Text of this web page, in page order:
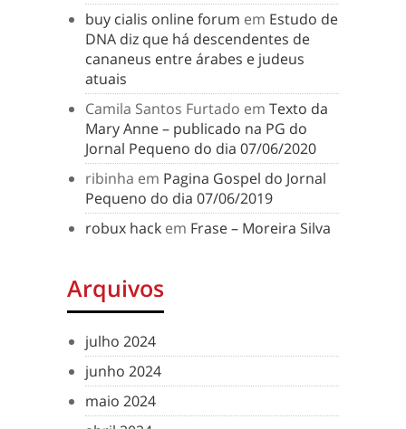
buy cialis online forum em Estudo de
DNA diz que há descendentes de
cananeus entre árabes e judeus
atuais
Camila Santos Furtado em Texto da
Mary Anne – publicado na PG do
Jornal Pequeno do dia 07/06/2020
ribinha em Pagina Gospel do Jornal
Pequeno do dia 07/06/2019
robux hack em Frase – Moreira Silva
Arquivos
julho 2024
junho 2024
maio 2024